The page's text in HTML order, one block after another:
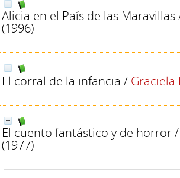
Alicia en el País de las Maravillas
(1996)
El corral de la infancia / Graciela
El cuento fantástico y de horror/
(1977)